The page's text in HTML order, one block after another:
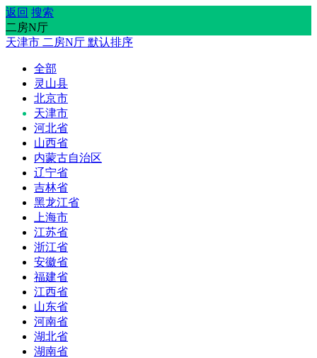
返回 搜索
二房N厅
天津市 二房N厅 默认排序
全部
灵山县
北京市
天津市
河北省
山西省
内蒙古自治区
辽宁省
吉林省
黑龙江省
上海市
江苏省
浙江省
安徽省
福建省
江西省
山东省
河南省
湖北省
湖南省